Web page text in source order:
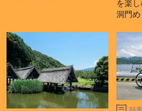
を楽
洞門め